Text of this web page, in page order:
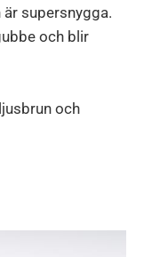
supersnygga.
och blir
och